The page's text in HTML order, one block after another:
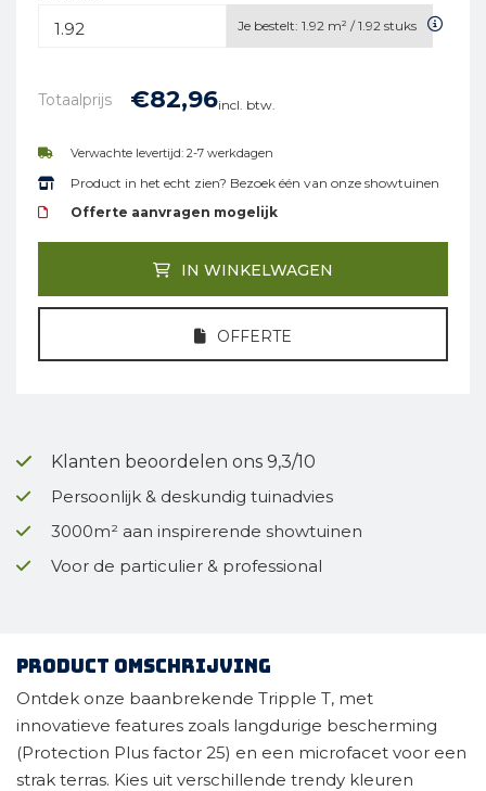
Je bestelt: 1.92 m² /1.92 stuks
Totaalprijs €82,96incl. btw.
Verwachte levertijd: 2-7 werkdagen
Product in het echt zien? Bezoek één van onze showtuinen
Offerte aanvragen mogelijk
IN WINKELWAGEN
OFFERTE
Klanten beoordelen ons 9,3/10
Persoonlijk & deskundig tuinadvies
3000m² aan inspirerende showtuinen
Voor de particulier & professional
Product omschrijving
Ontdek onze baanbrekende Tripple T, met
innovatieve features zoals langdurige bescherming
(Protection Plus factor 25) en een microfacet voor een
strak terras. Kies uit verschillende trendy kleuren